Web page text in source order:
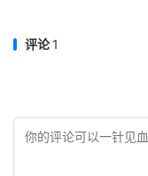
评论1